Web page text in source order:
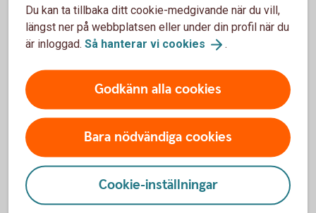
uppgifterna från e-tjänsten till din deklaration.
Mer om förenklat bokslut(skatteverket.se)
Är du skogsägare? Håll koll på Skogskontot och
Skogsskadekontot
Har du haft stora intäkter från skogsavverkningar eller fått
försäkringsersättningar från skogen under året kan du
fördela dem på flera år genom att göra avsättningar till
Skogskontot eller Skogsskadekontot.
Mer information om Skogskontot och
Du kan ta tillbaka ditt cookie-medgivande när du vill,
längst ner på webbplatsen eller under din profil när du
är inloggad. Så hanterar vi cookies .
Godkänn alla cookies
Bara nödvändiga cookies
Cookie-inställningar